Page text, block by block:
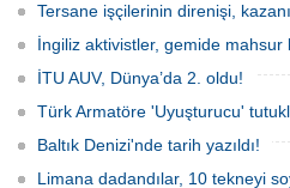
Tersane işçilerinin direnişi,
İngiliz aktivistler, gemide mahsur
İTU AUV, Dünya’da 2. oldu!
Türk Armatöre 'Uyuşturucu'
Baltık Denizi'nde tarih yazıldı!
Limana dadandılar, 10 tekneyi